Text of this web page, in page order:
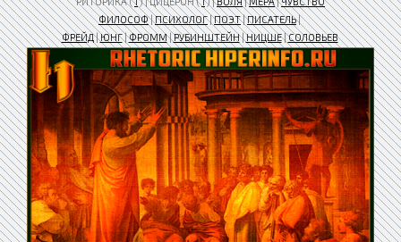
ФИЛОСОФ|ПСИХОЛОГ|ПОЭТ|ПИСАТЕЛЬ|
ФРЕЙД|ЮНГ|ФРОММ|РУБИНШТЕЙН|НИЦШЕ|СОЛОВЬЕВ